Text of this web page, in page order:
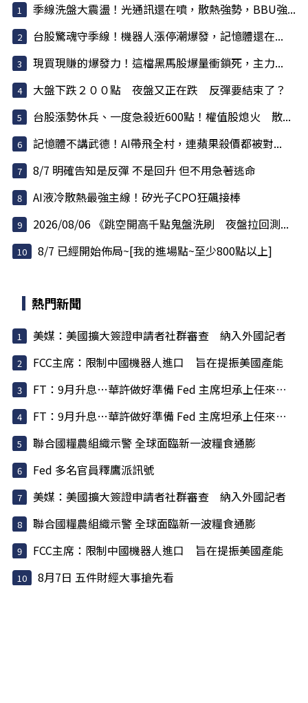
季線洗盤大震盪！光通訊還在噴，散熱強勢，BBU強...
台股驚魂守季線！機器人漲停潮爆發，記憶體還在...
現買現賺的爆發力！這檔黑馬股爆量衝鎖死，主力...
大盤下跌２００點 夜盤又正在跌 反彈要結束了？
台股漲勢休兵、一度急殺近600點！權值股熄火 散...
記憶體不講武德！AI帶飛全村，連蘋果殺價都被對...
8/7 明確告知是反彈 不是回升 但不用急著逃命
AI液冷散熱最強主線！矽光子CPO狂飆接棒
2026/08/06 《跳空開高千點鬼盤洗刷 夜盤拉回測...
8/7 已經開始佈局~[我的進場點~至少800點以上]
熱門新聞
美媒：美國擴大簽證申請者社群審查 納入外國記者
FCC主席：限制中國機器人進口 旨在提振美國產能
FT：9月升息…華許做好準備 Fed 主席坦承上任來犯了一些錯
FT：9月升息…華許做好準備 Fed 主席坦承上任來犯了一些錯
聯合國糧農組織示警 全球面臨新一波糧食通膨
Fed 多名官員釋鷹派訊號
美媒：美國擴大簽證申請者社群審查 納入外國記者
聯合國糧農組織示警 全球面臨新一波糧食通膨
FCC主席：限制中國機器人進口 旨在提振美國產能
8月7日 五件財經大事搶先看